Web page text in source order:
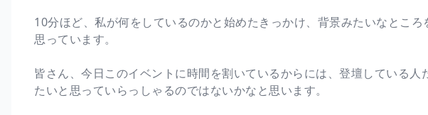
10分ほど、私が何をしているのかと始めたきっかけ、背景みたいなとこ
思っています。
皆さん、今日このイベントに時間を割いているからには、登壇している人
たいと思っていらっしゃるのではないかなと思います。